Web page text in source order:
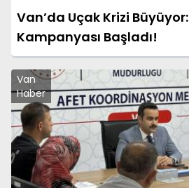
Van’da Uçak Krizi
Kampanyası Başladı!
Van
Haber